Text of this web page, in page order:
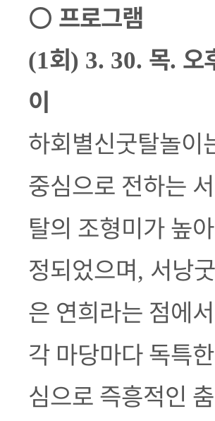
○ 프로그램
(1회) 3. 30. 목. 오
이
하회별신굿탈놀이
중심으로 전하는
탈의 조형미가 높
정되었으며, 서낭
은 연희라는 점에
각 마당마다 독특
심으로 즉흥적인